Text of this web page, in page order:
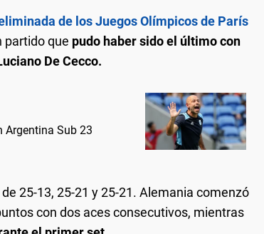
de los Juegos Olímpicos de París
partido que pudo haber sido el último con
De Cecco.
Argentina Sub 23
25-13, 25-21 y 25-21. Alemania comenzó
con dos aces consecutivos, mientras